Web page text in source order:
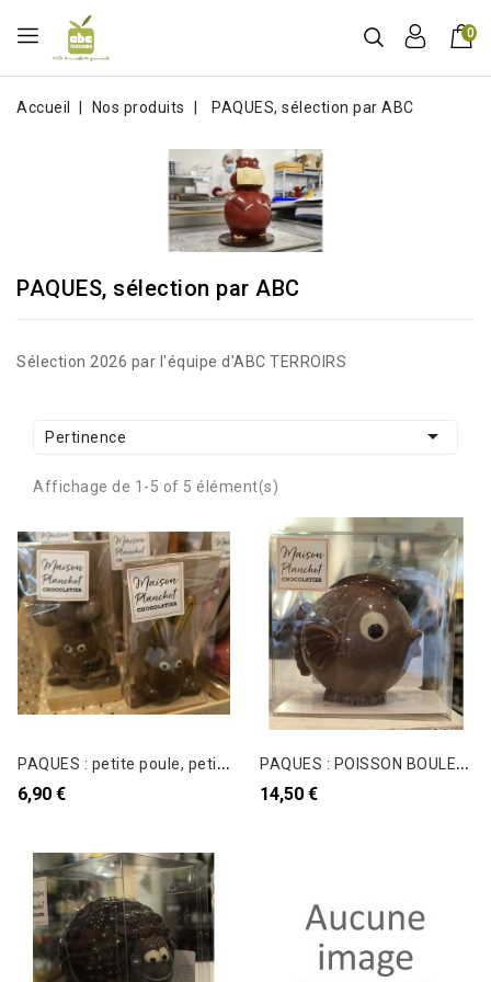
0
Accueil Nos produits PAQUES, sélection par ABC
PAQUES, sélection par ABC
Sélection 2026 par l'équipe d'ABC TERROIRS
Pertinence 
Affichage de 1-5 of 5 élément(s)
P
AQUES : petite poule, petit hippo ou lapins en chocolat 40G
6,90 €
P
AQUES : POISSON BOULE en chocolat LAIT 100G
14,50 €